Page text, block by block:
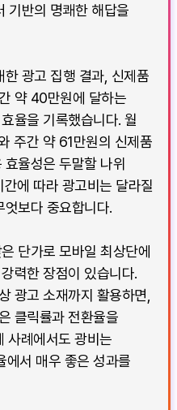
기반의 명쾌한 해답을
광고 집행 결과, 신제품
약 40만원에 달하는
율을 기록했습니다. 월
주간 약 61만원의 신제품
율성은 두말할 나위
에 따라 광고비는 달라질
보다 중요합니다.
단가로 모바일 최상단에
력한 장점이 있습니다.
광고 소재까지 활용하면,
클릭률과 전환율을
사례에서도 광비는
에서 매우 좋은 성과를